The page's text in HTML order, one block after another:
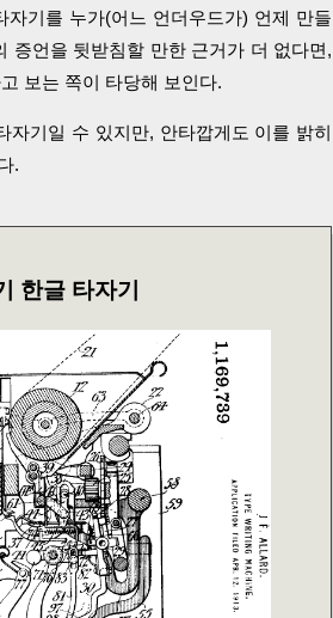
기를 누가(어느 언더우드가) 언제 만들
증언을 뒷받침할 만한 근거가 더 없다면,
보는 쪽이 타당해 보인다.
기일 수 있지만, 안타깝게도 이를 밝히
.
한글 타자기